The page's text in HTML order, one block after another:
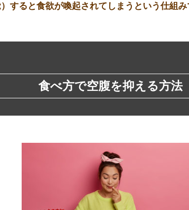
すると食欲が喚起されてしまうという仕組み
食べ方で空腹を抑える方法